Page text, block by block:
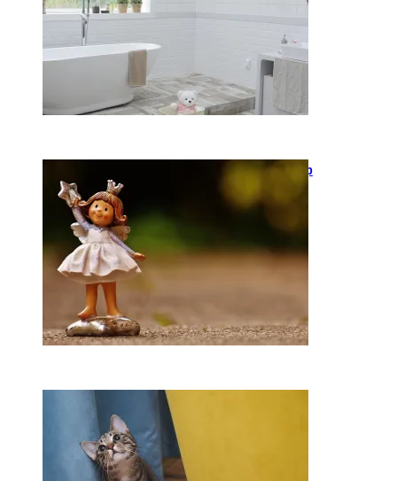
2026-05-12
Keramika kasdienybėje: kaip
požiūrį į namų estetiką
Ką daryti, kad katė
nedraskytų tapetų?
2026-02-07